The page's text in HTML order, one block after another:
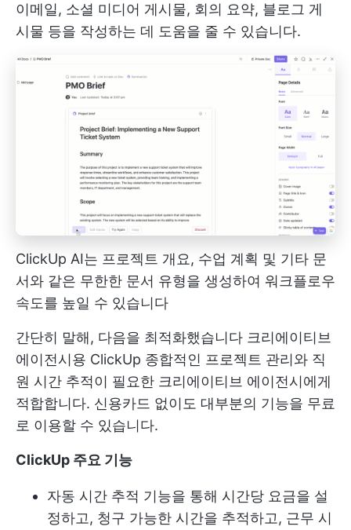
이메일, 소셜 미디어 게시물, 회의 요약, 블로그 게
시물 등을 작성하는 데 도움을 줄 수 있습니다.
ClickUp AI는 프로젝트 개요, 수업 계획 및 기타 문
서와 같은 무한한 문서 유형을 생성하여 워크플로우
속도를 높일 수 있습니다
간단히 말해, 다음을 최적화했습니다 크리에이티브
에이전시용 ClickUp 종합적인 프로젝트 관리와 직
원 시간 추적이 필요한 크리에이티브 에이전시에게
적합합니다. 신용카드 없이도 대부분의 기능을 무료
로 이용할 수 있습니다.
ClickUp 주요 기능
자동 시간 추적 기능을 통해 시간당 요금을 설
정하고, 청구 가능한 시간을 추적하고, 근무 시